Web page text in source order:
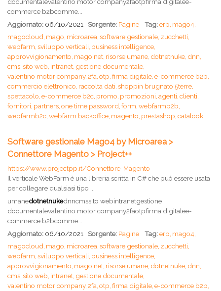
commerce b2bcomme...
Aggiornato: 06/10/2021 Sorgente: Pagine Tag:erp, mago4,
magocloud, mago, microarea, software gestionale, zucchetti,
webfarm, sviluppo verticali, business intelligence,
approvvigionamento, mago.net, risorse umane, dotnetnuke, dnn,
cms, sito web, intranet, gestione documentale,
valentino motor company, 2fa, otp, firma digitale, e-commerce b2b,
commercio elettronico, raccolta dati, shoppin brugnato 5terre,
spettacolo, e-commerce b2c, promo, promozioni, agenti, clienti,
fornitori, partners, one time password, form, webfarmb2b,
webfarmb2c, webfarm backoffice, magento, prestashop, catalook
Software gestionale Mago4 by Microarea >
Connettore Magento > Project++
https://www.projectpp.it/Connettore-Magento
Il verticale WebFarm è una libreria scritta in C# che può essere usata
per collegare qualsiasi tipo ...
umanedotnetnukednncmssito webintranetgestione
documentalevalentino motor company2faotpfirma digitalee-
commerce b2bcomme...
Aggiornato: 06/10/2021 Sorgente: Pagine Tag:erp, mago4,
magocloud, mago, microarea, software gestionale, zucchetti,
webfarm, sviluppo verticali, business intelligence,
approvvigionamento, mago.net, risorse umane, dotnetnuke, dnn,
cms, sito web, intranet, gestione documentale,
valentino motor company, 2fa, otp, firma digitale, e-commerce b2b,